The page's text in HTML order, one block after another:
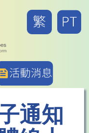
通知